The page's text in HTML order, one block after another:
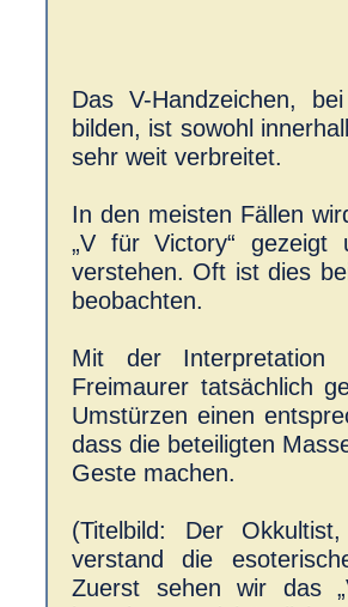
Das V-Handzeichen,
bilden, ist sowohl
sehr weit verbreitet.
In den meisten Fällen
„V für Victory“
verstehen. Oft ist dies
beobachten.
Mit der Interpretation
Freimaurer tatsächlich
Umstürzen einen
dass die beteiligten
Geste machen.
(Titelbild: Der
verstand die
Zuerst sehen wir das